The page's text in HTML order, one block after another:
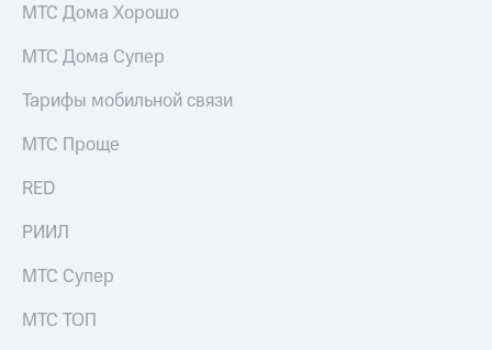
МТС Дома Хорошо
МТС Дома Супер
Тарифы мобильной связи
МТС Проще
RED
РИИЛ
МТС Супер
МТС ТОП